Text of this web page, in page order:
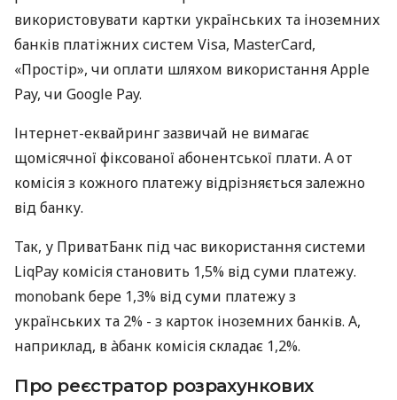
використовувати картки українських та іноземних
банків платіжних систем Visa, MasterCard,
«Простір», чи оплати шляхом використання Apple
Pay, чи Google Pay.
Інтернет-еквайринг зазвичай не вимагає
щомісячної фіксованої абонентської плати. А от
комісія з кожного платежу відрізняється залежно
від банку.
Так, у ПриватБанк під час використання системи
LiqPay комісія становить 1,5% від суми платежу.
monobank бере 1,3% від суми платежу з
українських та 2% - з карток іноземних банків. А,
наприклад, в àбанк комісія складає 1,2%.
Про реєстратор розрахункових